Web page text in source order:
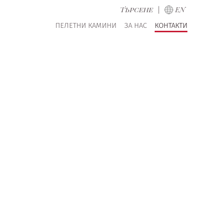
ПЕЛЕТНИ КАМИНИ ЗА НАС КОНТАКТИ
Търсене | EN